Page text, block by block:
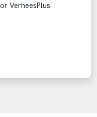
VerheesPlus